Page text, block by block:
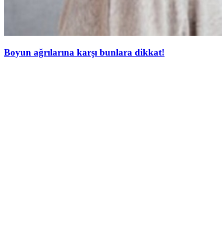
Boyun ağrılarına karşı bunlara dikkat!